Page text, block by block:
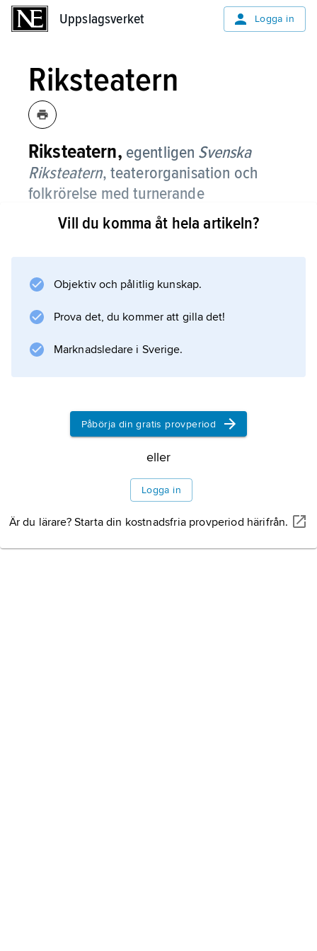
Uppslagsverket Logga in
Riksteatern
Riksteatern, egentligen Svenska
Riksteatern, teaterorganisation och
folkrörelse med turnerande
nationalscen, till cirka 85 procent
statligt finansierad.
konstnärlig ledning; till produktionerna hör
Vill du komma åt hela artikeln?
Objektiv och pålitlig kunskap.
Prova det, du kommer att gilla det!
Marknadsledare i Sverige.
Påbörja din gratis provperiod
eller
Logga in
Är du lärare? Starta din kostnadsfria provperiod härifrån.